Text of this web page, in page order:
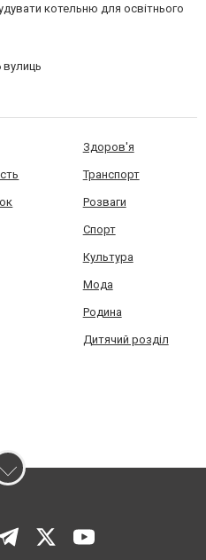
котельню для освітнього
вулиць
Здоров'я
Транспорт
Розваги
Спорт
Культура
Мода
Родина
Дитячий розділ